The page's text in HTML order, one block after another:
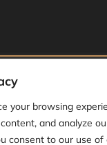
your browsing
and analyze
consent to our use of
Tous droits réservés.